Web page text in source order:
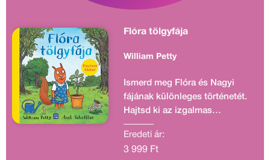
Flóra tölgyfája
William Petty
Ismerd meg Flóra és Nagyi
fájának különleges történetét.
Hajtsd ki az izgalmas
füleket,és nyisd szét a
hatalmas meglepetésoldalt!
Eredeti ár:
3 999 Ft